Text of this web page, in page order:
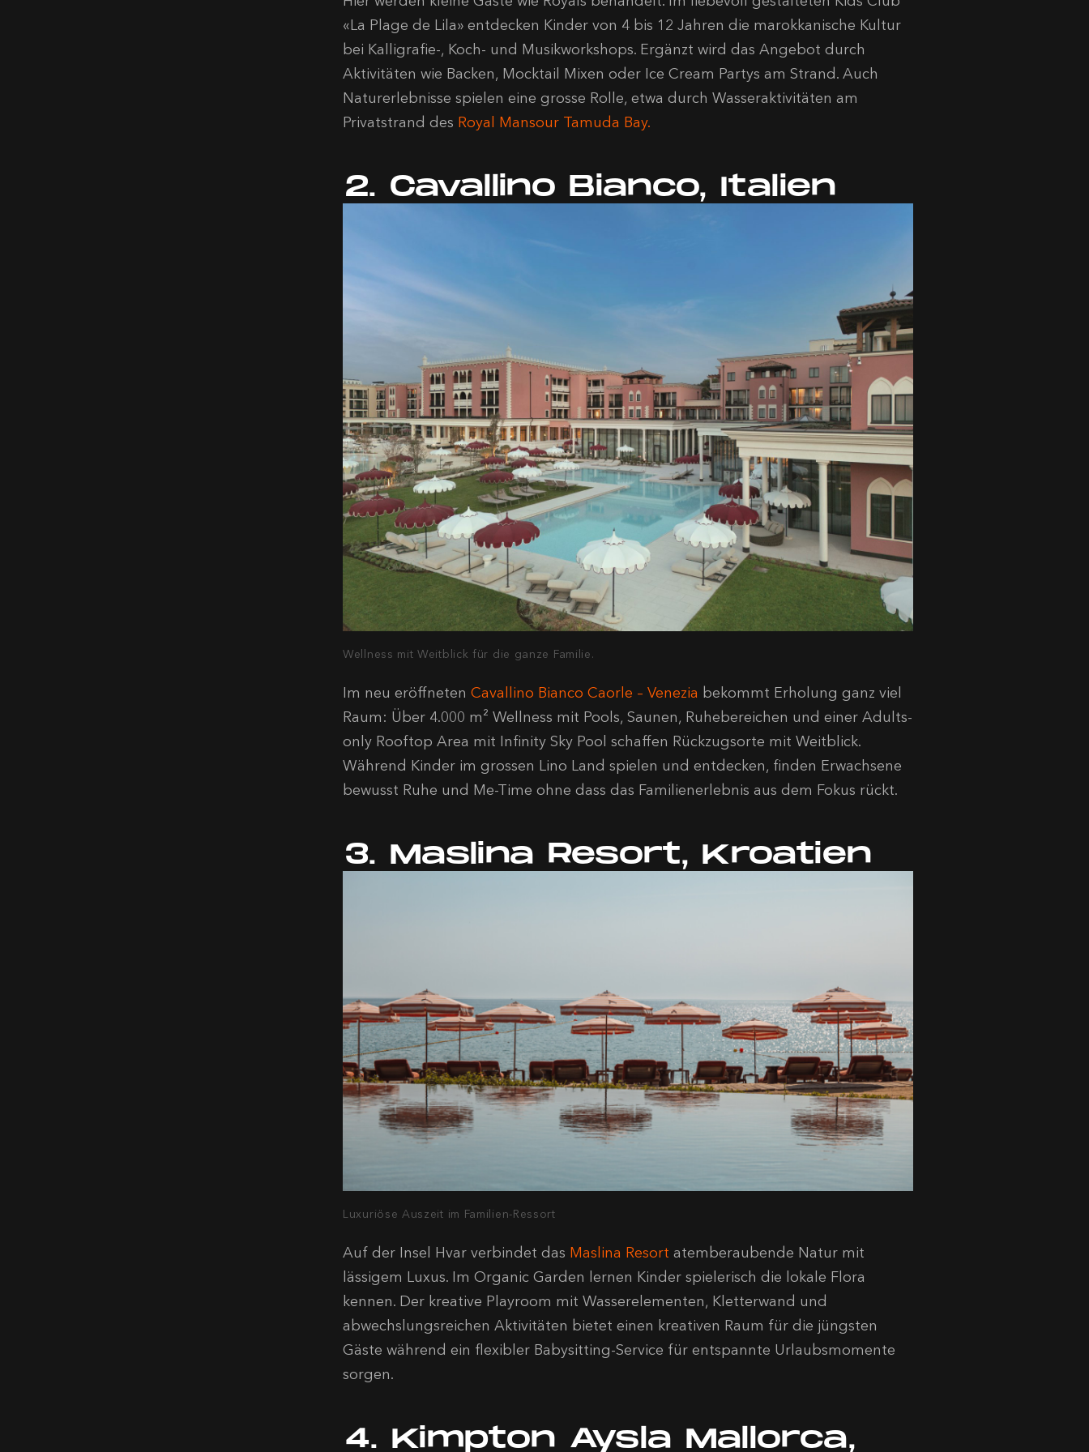
«La Plage de Lila» entdecken Kinder von 4 bis 12 Jahren die marokkanische Kultur
bei Kalligrafie-, Koch- und Musikworkshops. Ergänzt wird das Angebot durch
Aktivitäten wie Backen, Mocktail Mixen oder Ice Cream Partys am Strand. Auch
Naturerlebnisse spielen eine grosse Rolle, etwa durch Wasseraktivitäten am
Privatstrand des Royal Mansour Tamuda Bay.
2. Cavallino Bianco, Italien
Wellness mit Weitblick für die ganze Familie.
Im neu eröffneten Cavallino Bianco Caorle – Venezia bekommt Erholung ganz viel
Raum: Über 4.000 m² Wellness mit Pools, Saunen, Ruhebereichen und einer Adults-
only Rooftop Area mit Infinity Sky Pool schaffen Rückzugsorte mit Weitblick.
Während Kinder im grossen Lino Land spielen und entdecken, finden Erwachsene
bewusst Ruhe und Me-Time ohne dass das Familienerlebnis aus dem Fokus rückt.
3. Maslina Resort, Kroatien
Luxuriöse Auszeit im Familien-Ressort
Auf der Insel Hvar verbindet das Maslina Resort atemberaubende Natur mit
lässigem Luxus. Im Organic Garden lernen Kinder spielerisch die lokale Flora
kennen. Der kreative Playroom mit Wasserelementen, Kletterwand und
abwechslungsreichen Aktivitäten bietet einen kreativen Raum für die jüngsten
Gäste während ein flexibler Babysitting-Service für entspannte Urlaubsmomente
sorgen.
4. Kimpton Aysla Mallorca,